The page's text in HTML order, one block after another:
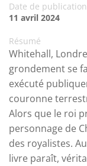
Date de publication
11 avril 2024
Résumé
Whitehall,
grondement se
exécuté
couronne
Alors que le roi
personnage de
des royalistes.
livre paraît,